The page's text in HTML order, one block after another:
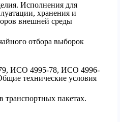
Исполнения для
хранения и
внешней среды
отбора выборок
ИСО 4995-78, ИСО 4996-
технические условия
пакетах.